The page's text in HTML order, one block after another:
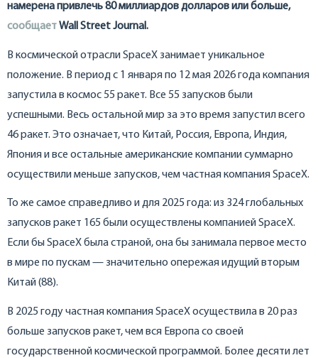
намерена привлечь 80 миллиардов долларов или больше,
сообщаетWall Street Journal.
В космической отрасли SpaceX занимает уникальное
положение. В период с 1 января по 12 мая 2026 года компания
запустила в космос 55 ракет. Все 55 запусков были
успешными. Весь остальной мир за это время запустил всего
46 ракет. Это означает, что Китай, Россия, Европа, Индия,
Япония и все остальные американские компании суммарно
осуществили меньше запусков, чем частная компания SpaceX.
То же самое справедливо и для 2025 года: из 324 глобальных
запусков ракет 165 были осуществлены компанией SpaceX.
Если бы SpaceX была страной, она бы занимала первое место
в мире по пускам — значительно опережая идущий вторым
Китай (88).
В 2025 году частная компания SpaceX осуществила в 20 раз
больше запусков ракет, чем вся Европа со своей
государственной космической программой. Более десяти лет